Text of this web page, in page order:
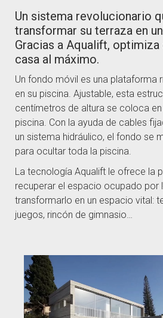
Un sistema revolucionario
transformar su terraza en
Gracias a Aqualift,
casa al máximo.
Un fondo móvil es una plataforma
en su piscina. Ajustable, esta
centímetros de altura se coloca
piscina. Con la ayuda de cables
un sistema hidráulico, el fondo se
para ocultar toda la piscina.
La tecnología Aqualift le ofrece la
recuperar el espacio ocupado por
transformarlo en un espacio vital:
juegos, rincón de gimnasio…